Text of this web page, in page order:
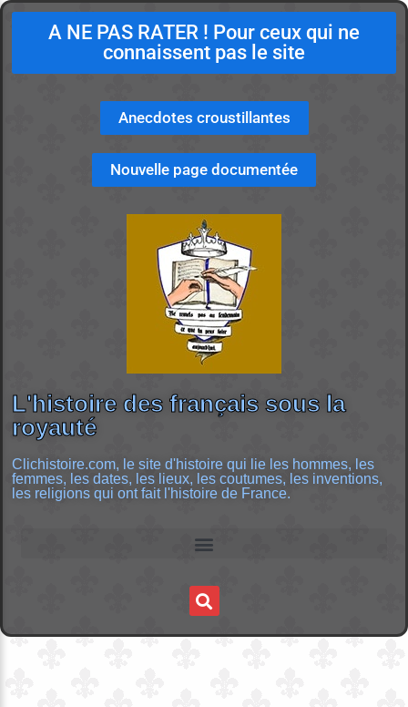
A NE PAS RATER ! Pour ceux qui ne
connaissent pas le site
Anecdotes croustillantes
Nouvelle page documentée
L'histoire des français sous la
royauté
Clichistoire.com, le site d'histoire qui lie les hommes, les
femmes, les dates, les lieux, les coutumes, les inventions,
les religions qui ont fait l'histoire de France.